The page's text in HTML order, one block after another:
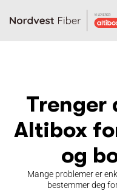
Trenger
Altibox
og
Mange problemer er
bestemmer deg